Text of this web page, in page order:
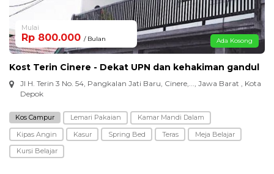
Mulai
Rp 800.000 / Bulan Ada Kosong
Kost Terin Cinere - Dekat UPN dan kehakiman gandul
Jl H. Terin 3 No. 54, Pangkalan Jati Baru, Cinere,..., Jawa Barat , Kota
Depok
Kos Campur Lemari Pakaian
Kamar Mandi Dalam
Kipas Angin
Kasur Spring Bed Teras
Meja Belajar
Kursi Belajar